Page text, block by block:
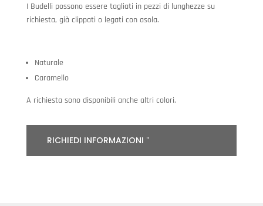
I Budelli possono essere tagliati in pezzi di lunghezze su
richiesta, già clippati o legati con asola.
Naturale
Caramello
A richiesta sono disponibili anche altri colori.
RICHIEDI INFORMAZIONI